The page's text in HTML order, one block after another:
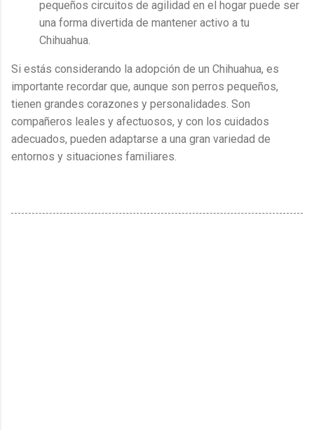
pequeños circuitos de agilidad en el hogar puede ser
una forma divertida de mantener activo a tu
Chihuahua.
Si estás considerando la adopción de un Chihuahua, es
importante recordar que, aunque son perros pequeños,
tienen grandes corazones y personalidades. Son
compañeros leales y afectuosos, y con los cuidados
adecuados, pueden adaptarse a una gran variedad de
entornos y situaciones familiares.